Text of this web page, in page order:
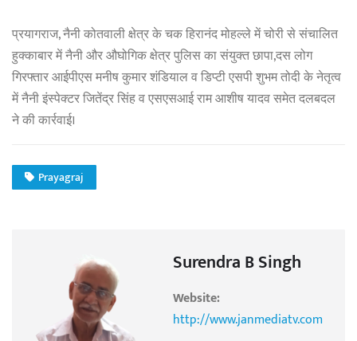
प्रयागराज, नैनी कोतवाली क्षेत्र के चक हिरानंद मोहल्ले में चोरी से संचालित
हुक्काबार में नैनी और औघोगिक क्षेत्र पुलिस का संयुक्त छापा,दस लोग
गिरफ्तार आईपीएस मनीष कुमार शंडियाल व डिप्टी एसपी शुभम तोदी के नेतृत्व
में नैनी इंस्पेक्टर जितेंद्र सिंह व एसएसआई राम आशीष यादव समेत दलबदल
ने की कार्रवाई।
Prayagraj
Surendra B Singh
Website:
http://www.janmediatv.com